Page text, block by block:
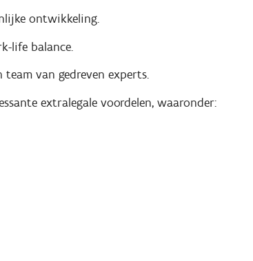
ontwikkeling.
life balance.
team van gedreven experts.
extralegale voordelen, waaronder: